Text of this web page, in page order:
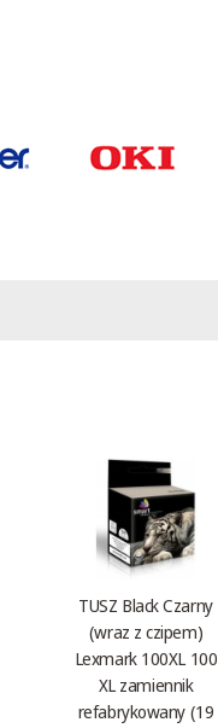
TUSZ Black Czarny
(wraz z czipem)
Lexmark 100XL 100
XL zamiennik
refabrykowany (19